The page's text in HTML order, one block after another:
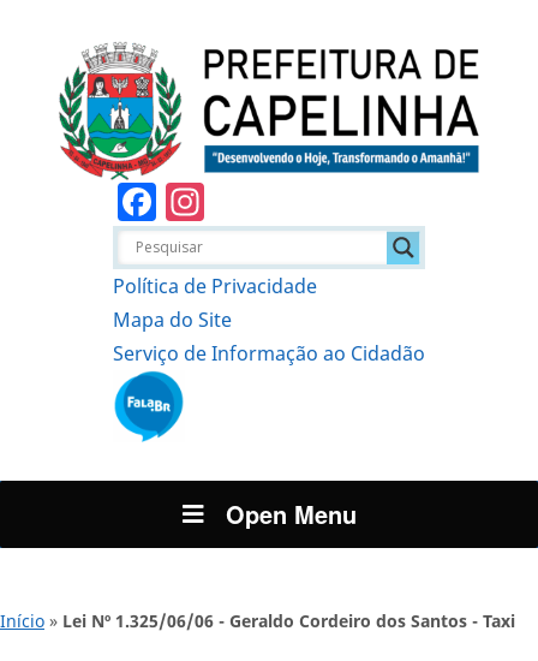
Facebook
Política de Privacidade
Mapa do Site
Serviço de Informação ao Cidadão
Open Menu
Início » Lei Nº 1.325/06/06 - Geraldo Cordeiro dos Santos - Taxi